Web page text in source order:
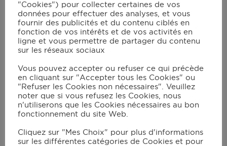
Portions: 4
Ingrédients Cook Mode
4 escalopes de dindes très fines
tranches de jambon blanc
4 toastinettes emmental à croc monsieur
1 jaune d'oeuf
"Cookies") pour collecter certaines de vos
données pour effectuer des analyses, et vous
fournir des publicités et du contenu ciblés en
fonction de vos intérêts et de vos activités en
ligne et vous permettre de partager du contenu
sur les réseaux sociaux
Vous pouvez accepter ou refuser ce qui précède
en cliquant sur "Accepter tous les Cookies" ou
"Refuser les Cookies non nécessaires". Veuillez
noter que si vous refusez les Cookies, nous
n'utiliserons que les Cookies nécessaires au bon
fonctionnement du site Web.
Cliquez sur "Mes Choix" pour plus d'informations
sur les différentes catégories de Cookies et pour